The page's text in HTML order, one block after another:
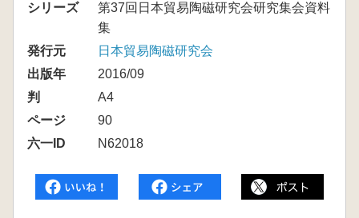
シリーズ
第37回日本貿易陶磁研究会研究集会資料
集
発行元
日本貿易陶磁研究会
出版年
2016/09
判
A4
ページ
90
六一ID
N62018